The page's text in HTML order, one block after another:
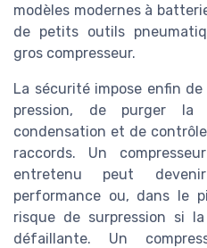
modèles modernes à
de petits outils
gros compresseur.
La sécurité impose enfin
pression, de purger
condensation et de
raccords. Un
entretenu peut
performance ou, dans le
risque de surpression si
défaillante. Un